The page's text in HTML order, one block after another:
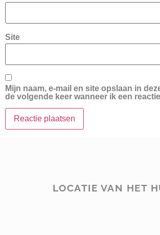
Site
Mijn naam, e-mail en site opslaan in
de volgende keer wanneer ik een
LOCATIE VAN HET